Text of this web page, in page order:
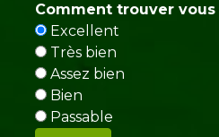
Comment trouver
Excellent
Très bien
Assez bien
Bien
Passable